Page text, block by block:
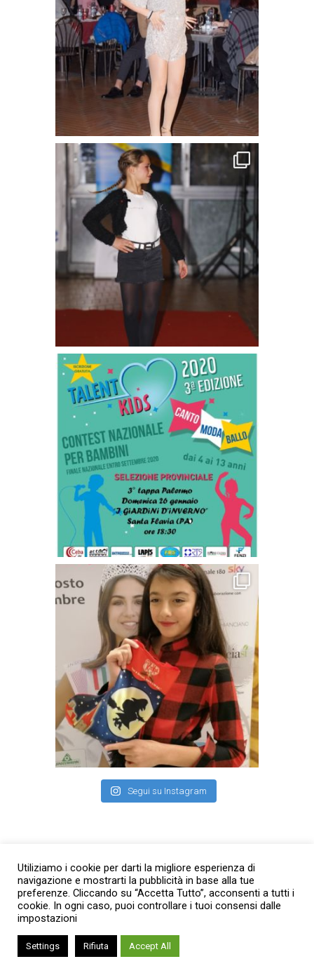
Segui su Instagram
Utiliziamo i cookie per darti la migliore esperienza di
navigazione e mostrarti la pubblicità in base alla tue
preferenze. Cliccando su “Accetta Tutto”, acconsenti a tutti i
cookie. In ogni caso, puoi controllare i tuoi consensi dalle
impostazioni
Settings Rifiuta Accept All